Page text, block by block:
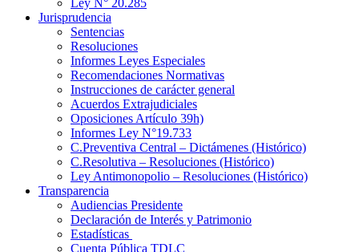
Ley N° 20.285
Jurisprudencia
Sentencias
Resoluciones
Informes Leyes Especiales
Recomendaciones Normativas
Instrucciones de carácter general
Acuerdos Extrajudiciales
Oposiciones Artículo 39h)
Informes Ley N°19.733
C.Preventiva Central – Dictámenes (Histórico)
C.Resolutiva – Resoluciones (Histórico)
Ley Antimonopolio – Resoluciones (Histórico)
Transparencia
Audiencias Presidente
Declaración de Interés y Patrimonio
Estadísticas
Cuenta Pública TDLC